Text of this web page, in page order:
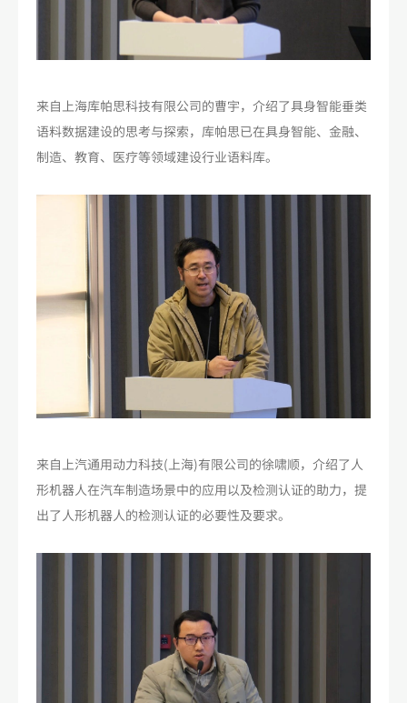
来自上海库帕思科技有限公司的曹宇，介绍了具身智能垂类
语料数据建设的思考与探索，库帕思已在具身智能、金融、
制造、教育、医疗等领域建设行业语料库。
来自上汽通用动力科技(上海)有限公司的徐啸顺，介绍了人
形机器人在汽车制造场景中的应用以及检测认证的助力，提
出了人形机器人的检测认证的必要性及要求。